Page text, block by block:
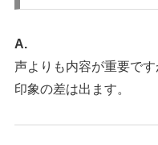
A.
声よりも内容が重要です
印象の差は出ます。